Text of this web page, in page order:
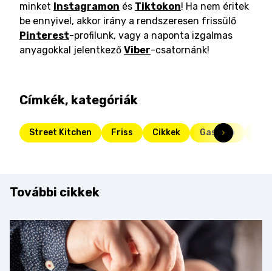
minket Instagramon és Tiktokon! Ha nem éritek
be ennyivel, akkor irány a rendszeresen frissülő
Pinterest-profilunk, vagy a naponta izgalmas
anyagokkal jelentkező Viber-csatornánk!
Címkék, kategóriák
Street Kitchen Friss Cikkek Gasztro
További cikkek